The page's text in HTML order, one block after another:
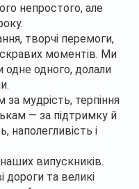
непростого, але
творчі перемоги,
моментів. Ми
одне одного, долали
мудрість, терпіння
— за підтримку й
наполегливість і
випускників.
дороги та великі